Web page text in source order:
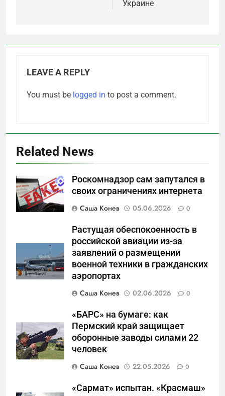
Украине
LEAVE A REPLY
You must be logged in to post a comment.
Related News
Роскомнадзор сам запутался в
своих ограничениях интернета
Саша Конев
05.06.2026 0
Растущая обеспокоенность в
российской авиации из-за
заявлений о размещении
военной техники в гражданских
аэропортах
Саша Конев
02.06.2026 0
«БАРС» на бумаге: как
Пермский край защищает
оборонные заводы силами 22
человек
Саша Конев
22.05.2026 0
«Сармат» испытан. «Красмаш»
5
Что происходит в
военные изымают спирт «для
защиты Отечества»
САНКТ-ПЕТЕРБУРГ И ОБЛАСТЬ
6
«500-тонный беспилотник»
или очередная показуха? Что
скрывает российский ВМФ
САНКТ-ПЕТЕРБУРГ И ОБЛАСТЬ
7
Перезагрузка в Удмуртии:
Отставка Бречалова как
региона
САНКТ-ПЕТЕРБУРГ И ОБЛАСТЬ